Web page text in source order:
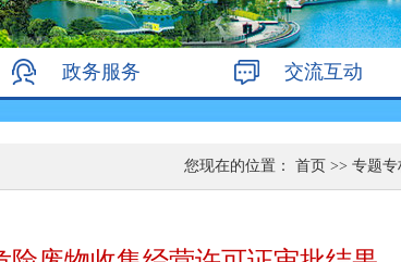
政务服务 交流互动
您现在的位置： 首页 >> 专题专